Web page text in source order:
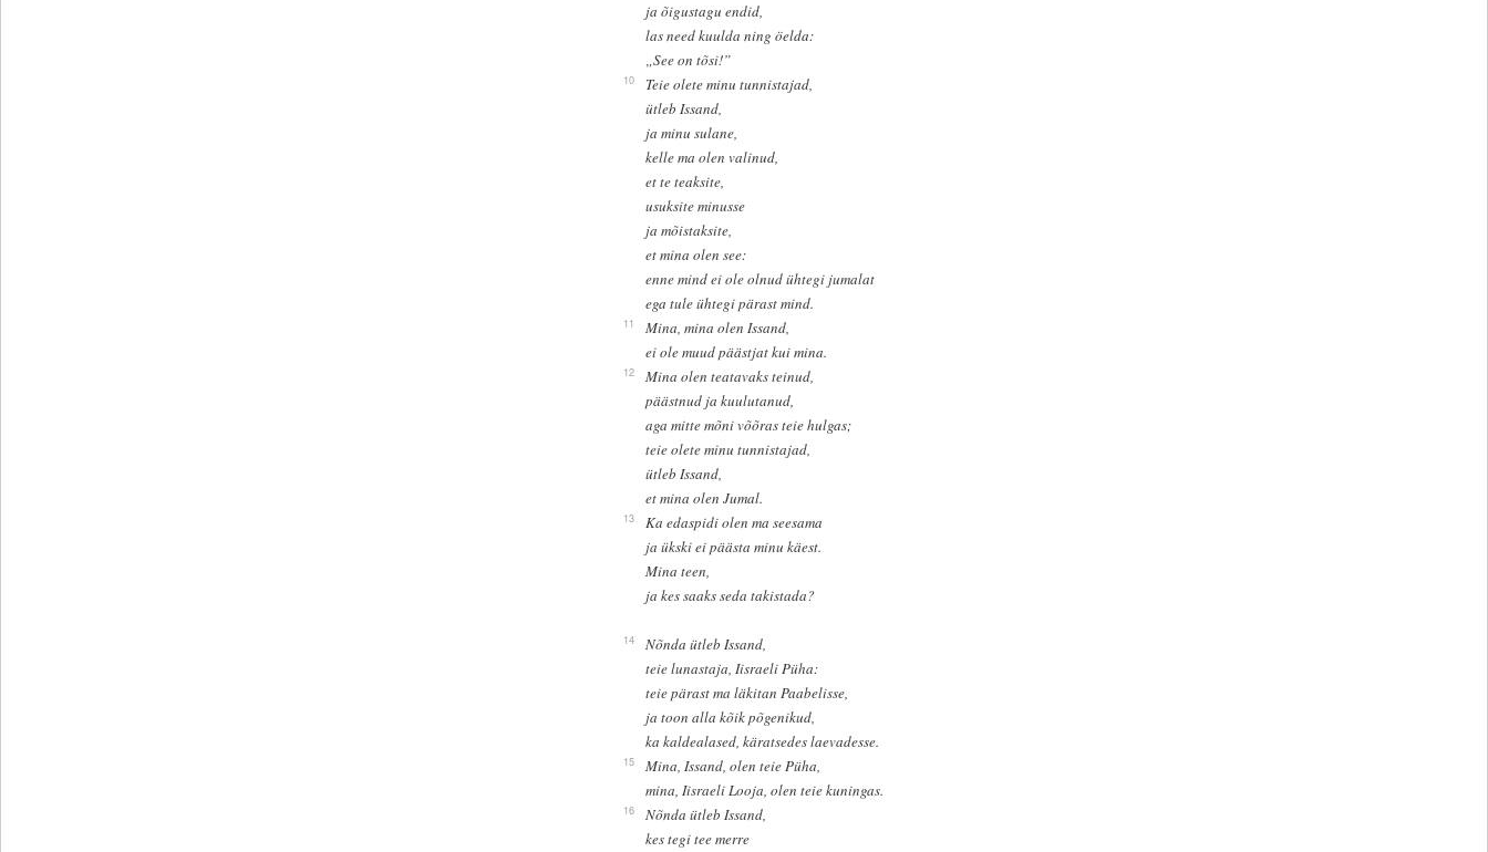
ja õigustagu endid,
las need kuulda ning öelda:
„See on tõsi!”
10
Teie olete minu tunnistajad,
ütleb Issand,
ja minu sulane,
kelle ma olen valinud,
et te teaksite,
usuksite minusse
ja mõistaksite,
et mina olen see:
enne mind ei ole olnud ühtegi jumalat
ega tule ühtegi pärast mind.
11
Mina, mina olen Issand,
ei ole muud päästjat kui mina.
12
Mina olen teatavaks teinud,
päästnud ja kuulutanud,
aga mitte mõni võõras teie hulgas;
teie olete minu tunnistajad,
ütleb Issand,
et mina olen Jumal.
13
Ka edaspidi olen ma seesama
ja ükski ei päästa minu käest.
Mina teen,
ja kes saaks seda takistada?
14
Nõnda ütleb Issand,
teie lunastaja, Iisraeli Püha:
teie pärast ma läkitan Paabelisse,
ja toon alla kõik põgenikud,
ka kaldealased, käratsedes laevadesse.
15
Mina, Issand, olen teie Püha,
mina, Iisraeli Looja, olen teie kuningas.
16
Nõnda ütleb Issand,
kes tegi tee merre